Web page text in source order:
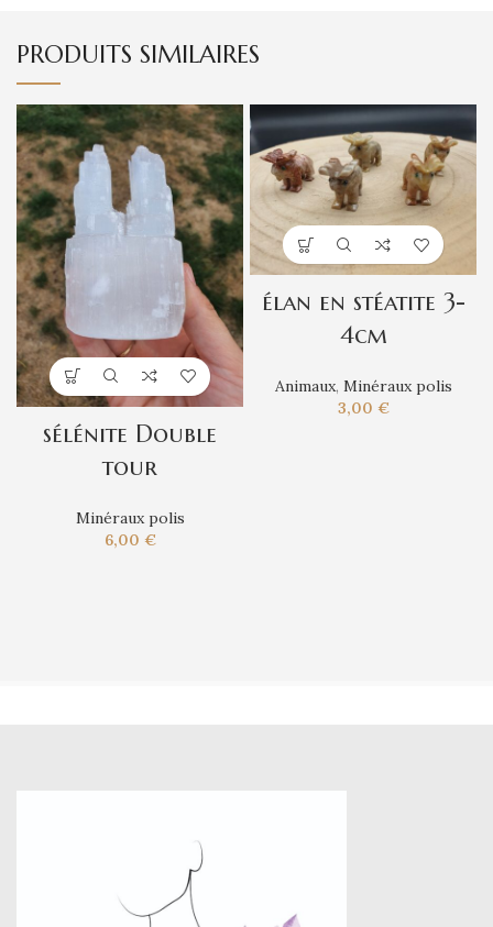
PRODUITS SIMILAIRES
sélénite Double
tour
Minéraux polis
6,00 €
élan en stéatite 3-
4cm
Animaux, Minéraux polis
3,00 €